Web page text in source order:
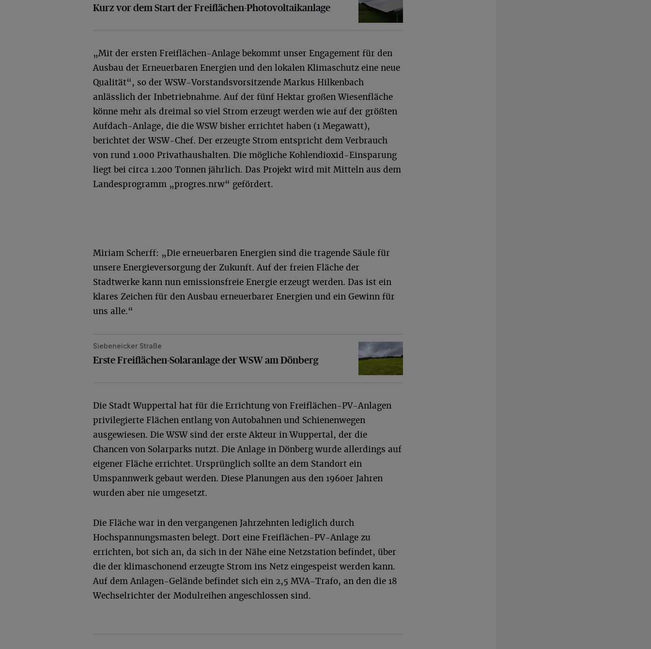
Kurz vor dem Start der Freiflächen-Photovoltaikanlage
„Mit der ersten Freiflächen-Anlage bekommt unser Engagement für den
Ausbau der Erneuerbaren Energien und den lokalen Klimaschutz eine neue
Qualität“, so der WSW-Vorstandsvorsitzende Markus Hilkenbach
anlässlich der Inbetriebnahme. Auf der fünf Hektar großen Wiesenfläche
könne mehr als dreimal so viel Strom erzeugt werden wie auf der größten
Aufdach-Anlage, die die WSW bisher errichtet haben (1 Megawatt),
berichtet der WSW-Chef. Der erzeugte Strom entspricht dem Verbrauch
von rund 1.000 Privathaushalten. Die mögliche Kohlendioxid-Einsparung
liegt bei circa 1.200 Tonnen jährlich. Das Projekt wird mit Mitteln aus dem
Landesprogramm „progres.nrw“ gefördert.
Miriam Scherff: „Die erneuerbaren Energien sind die tragende Säule für
unsere Energieversorgung der Zukunft. Auf der freien Fläche der
Stadtwerke kann nun emissionsfreie Energie erzeugt werden. Das ist ein
klares Zeichen für den Ausbau erneuerbarer Energien und ein Gewinn für
uns alle.“
Erste Freiflächen-Solaranlage der WSW am Dönberg
Siebeneicker Straße
Erste Freiflächen-Solaranlage der WSW am Dönberg
Die Stadt Wuppertal hat für die Errichtung von Freiflächen-PV-Anlagen
privilegierte Flächen entlang von Autobahnen und Schienenwegen
ausgewiesen. Die WSW sind der erste Akteur in Wuppertal, der die
Chancen von Solarparks nutzt. Die Anlage in Dönberg wurde allerdings auf
eigener Fläche errichtet. Ursprünglich sollte an dem Standort ein
Umspannwerk gebaut werden. Diese Planungen aus den 1960er Jahren
wurden aber nie umgesetzt.
Die Fläche war in den vergangenen Jahrzehnten lediglich durch
Hochspannungsmasten belegt. Dort eine Freiflächen-PV-Anlage zu
errichten, bot sich an, da sich in der Nähe eine Netzstation befindet, über
die der klimaschonend erzeugte Strom ins Netz eingespeist werden kann.
Auf dem Anlagen-Gelände befindet sich ein 2,5 MVA-Trafo, an den die 18
Wechselrichter der Modulreihen angeschlossen sind.